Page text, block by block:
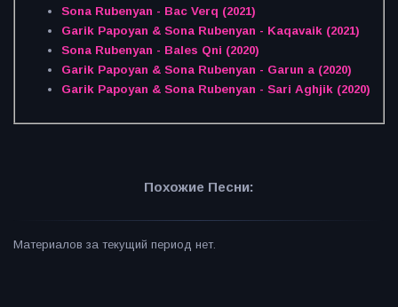
Sona Rubenyan - Bac Verq (2021)
Garik Papoyan & Sona Rubenyan - Kaqavaik (2021)
Sona Rubenyan - Bales Qni (2020)
Garik Papoyan & Sona Rubenyan - Garun a (2020)
Garik Papoyan & Sona Rubenyan - Sari Aghjik (2020)
Похожие Песни:
Материалов за текущий период нет.